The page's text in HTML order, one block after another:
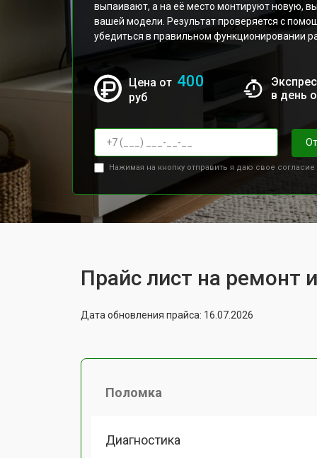
выпаивают, а на её место монтируют новую,
вашей модели. Результат проверяется с
убедиться в правильном функционировании
Цена от 400
руб
в день
Нажимая на кнопку отправить я даю свое согласие
Прайс лист на ремонт
Дата обновления прайса: 16.07.2026
Поломка
Диагностика